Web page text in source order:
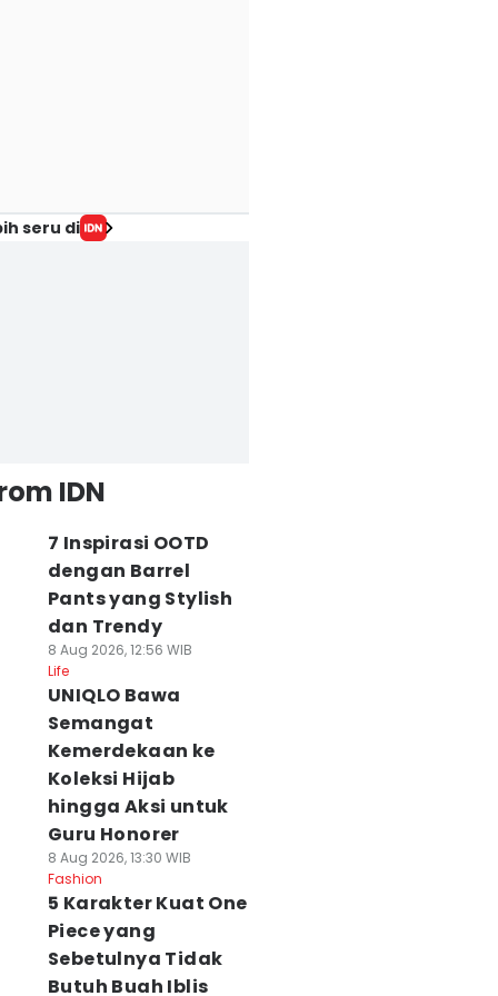
seru di
IDN
7 Inspirasi OOTD
dengan Barrel
Pants yang Stylish
dan Trendy
8 Aug 2026, 12:56 WIB
Life
UNIQLO Bawa
Semangat
Kemerdekaan ke
Koleksi Hijab
hingga Aksi untuk
Guru Honorer
8 Aug 2026, 13:30 WIB
Fashion
5 Karakter Kuat One
Piece yang
Sebetulnya Tidak
Butuh Buah Iblis